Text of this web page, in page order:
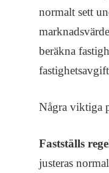
normalt sett
beräkna
Några viktiga
Fastställs
justeras